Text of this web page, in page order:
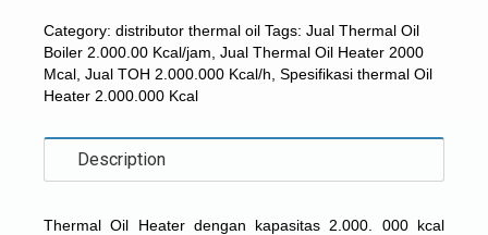
Category: distributor thermal oil Tags: Jual Thermal Oil
Boiler 2.000.00 Kcal/jam Jual Thermal Oil Heater 2000
Mcal Jual TOH 2.000.000 Kcal/h Spesifikasi thermal Oil
Heater 2.000.000 Kcal
Description
Thermal Oil Heater dengan kapasitas 2.000. 000 kcal